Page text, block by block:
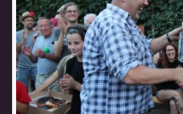
VIDLÁCKÝ VÍCEBOJ 2023
CENÍK